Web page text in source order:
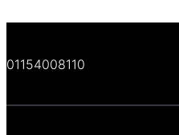
01154008110